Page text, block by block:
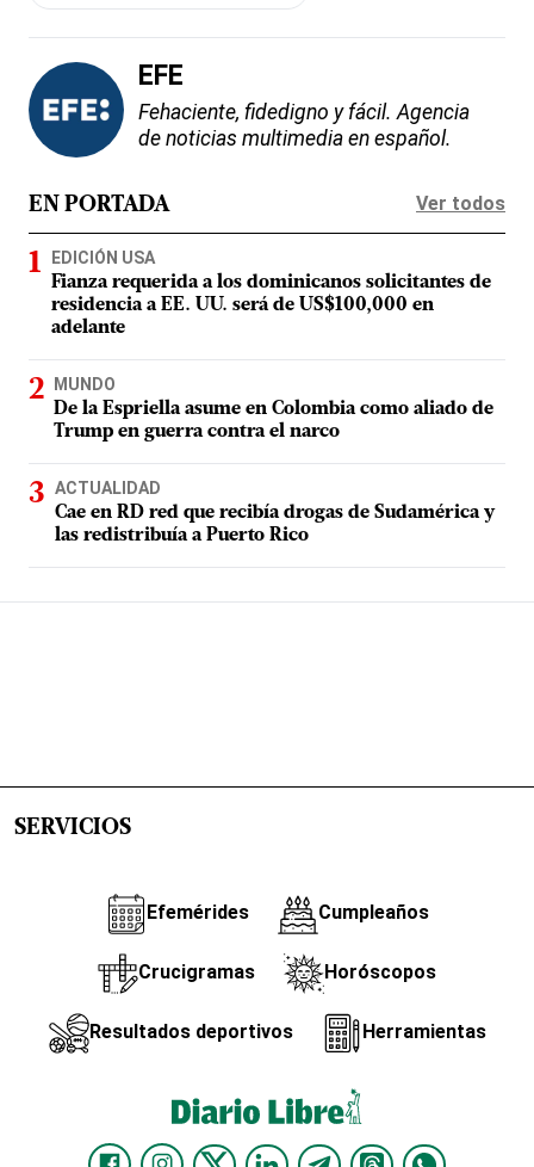
EFE
Fehaciente, fidedigno y fácil. Agencia
de noticias multimedia en español.
EN PORTADA Ver todos
EDICIÓN USA
Fianza requerida a los dominicanos solicitantes de
residencia a EE. UU. será de US$100,000 en
adelante
MUNDO
De la Espriella asume en Colombia como aliado de
Trump en guerra contra el narco
ACTUALIDAD
Cae en RD red que recibía drogas de Sudamérica y
las redistribuía a Puerto Rico
SERVICIOS
Efemérides Cumpleaños
Crucigramas Horóscopos
Resultados deportivos Herramientas